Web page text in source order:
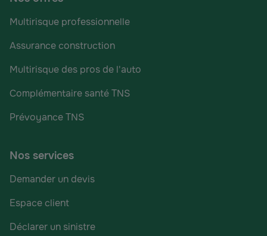
Multirisque professionnelle
Assurance construction
Multirisque des pros de l'auto
Complémentaire santé TNS
Prévoyance TNS
Nos services
Demander un devis
Espace client
Déclarer un sinistre